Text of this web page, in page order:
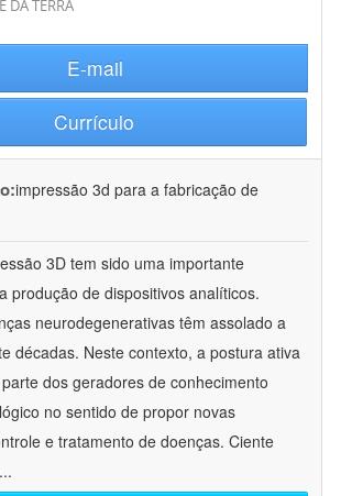
DA TERRA
E-mail
Currículo
impressão 3d para a fabricação de
3D tem sido uma importante
produção de dispositivos analíticos.
neurodegenerativas têm assolado a
décadas. Neste contexto, a postura ativa
dos geradores de conhecimento
no sentido de propor novas
e tratamento de doenças. Ciente
...